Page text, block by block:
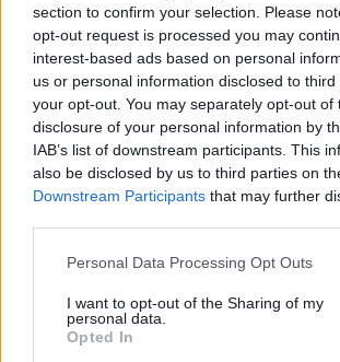
section to confirm your selection. Please
opt-out request is processed you may
interest-based ads based on personal
us or personal information disclosed to
your opt-out. You may separately opt-out of
disclosure of your personal information by
IAB’s list of downstream participants. This
also be disclosed by us to third parties on
Downstream Participants that may further
Please note that this website/app uses one
not limited to your visit or usage behaviour.
grant or deny consent to Google and its
use your data for below specified purposes
Personal Data Processing Opt Outs
I want to opt-out of the Sharing of my
personal data.
Opted In
Országos hírek
Megérkezett az eső a
Országos hírek
KECSKEMÉTEN IS SZAKIRÁNYÚ
TOVÁBBKÉPZÉSEKKEL ERŐSÍT A
Országos hírek szúnyogirtás szúnyog